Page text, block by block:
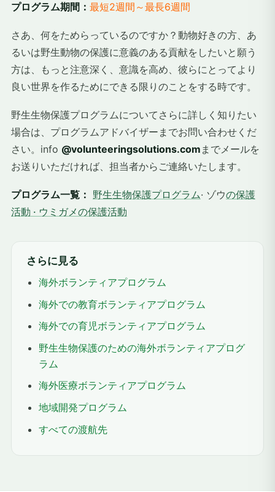
プログラム期間： 最短2週間～最長6週間
さあ、何をためらっているのですか？動物好きの方、あ
るいは野生動物の保護に意義のある貢献をしたいと願う
方は、もっと注意深く、意識を高め、彼らにとってより
良い世界を作るためにできる限りのことをする時です。
野生生物保護プログラムについてさらに詳しく知りたい
場合は、プログラムアドバイザーまでお問い合わせくだ
さい。info @volunteeringsolutions.com までメールを
お送りいただければ、担当者からご連絡いたします。
プログラム一覧： 野生生物保護プログラム· ゾウの保護
活動 · ウミガメの保護活動
さらに見る
海外ボランティアプログラム
海外での教育ボランティアプログラム
海外での育児ボランティアプログラム
野生生物保護のための海外ボランティアプログ
ラム
海外医療ボランティアプログラム
地域開発プログラム
すべての渡航先